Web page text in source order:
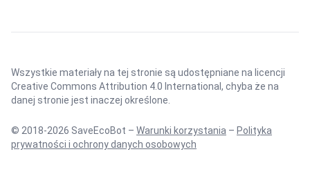
Wszystkie materiały na tej stronie są udostępniane na licencji
Creative Commons Attribution 4.0 International , chyba że na
danej stronie jest inaczej określone.
© 2018-2026 SaveEcoBot – Warunki korzystania – Polityka
prywatności i ochrony danych osobowych